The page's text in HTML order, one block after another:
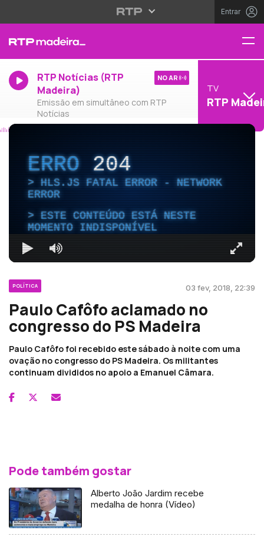
Entrar
RTP Notícias (RTP
Madeira)
Emissão em simultâneo com RTP
Notícias
NO AR
TV
RTP
ERRO204
HLS.JS FATAL ERROR - NETWORK
ERROR
ESTE CONTEÚDO ESTÁ NESTE
MOMENTO INDISPONÍVEL
POLÍTICA 03 fev, 2018, 22:39
Paulo Cafôfo aclamado no
congresso do PS Madeira
Paulo Cafôfo foi recebido este sábado à noite com uma
ovação no congresso do PS Madeira. Os militantes
continuam divididos no apoio a Emanuel Câmara.
Pode também gostar
Alberto João Jardim recebe
medalha de honra (Vídeo)